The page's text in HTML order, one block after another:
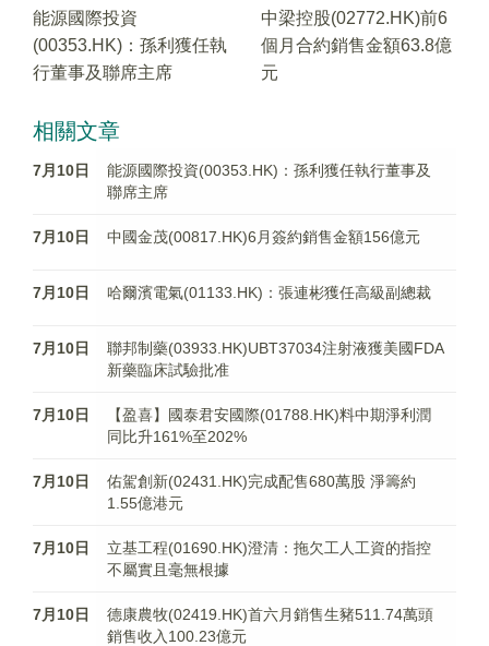
能源國際投資
(00353.HK)：孫利獲任執
行董事及聯席主席
中梁控股(02772.HK)前6
個月合約銷售金額63.8億
元
相關文章
7月10日
能源國際投資(00353.HK)：孫利獲任執行董事及
聯席主席
7月10日 中國金茂(00817.HK)6月簽約銷售金額156億元
7月10日 哈爾濱電氣(01133.HK)：張連彬獲任高級副總裁
7月10日
聯邦制藥(03933.HK)UBT37034注射液獲美國FDA
新藥臨床試驗批准
7月10日
【盈喜】國泰君安國際(01788.HK)料中期淨利潤
同比升161%至202%
7月10日
佑駕創新(02431.HK)完成配售680萬股 淨籌約
1.55億港元
7月10日
立基工程(01690.HK)澄清：拖欠工人工資的指控
不屬實且毫無根據
7月10日
德康農牧(02419.HK)首六月銷售生豬511.74萬頭
銷售收入100.23億元